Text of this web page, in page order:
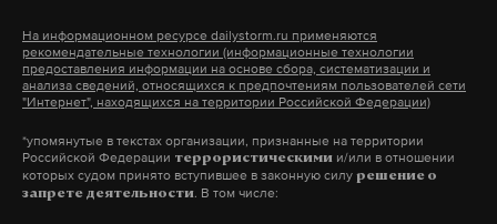
Макс Telegram
Дзен VK
#кремль #президент #рф #ушаков # саммит
#путин #g20
На информационном ресурсе dailystorm.ru применяются
рекомендательные технологии (информационные технологии
предоставления информации на основе сбора, систематизации и
анализа сведений, относящихся к предпочтениям пользователей сети
"Интернет", находящихся на территории Российской Федерации)
*упомянутые в текстах организации, признанные на территории
Российской Федерации террористическими и/или в отношении
которых судом принято вступившее в законную силу решение о
запрете деятельности. В том числе: